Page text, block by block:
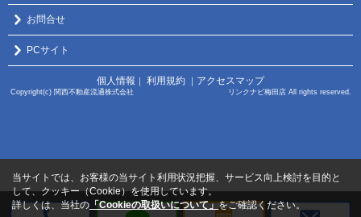
お問合せ
PCサイト
個人情報 ｜ 利用規約 ｜ アクセスマップ
Copyright(c) 関西不動産流通株式会社 リンクナビ梅田店 All rights reserved.
当サイトでは、お客様の当サイト利用状況把握、サービス向上検討を目的と
して、クッキー（Cookie）を使用しています。
詳しくは、当社の 「Cookieの取扱いについて」をご確認ください。